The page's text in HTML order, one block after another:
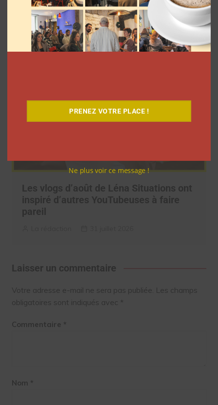
offre 500 euros chaque jour à un
abonné
La rédaction 3 août 2026
Les vlogs d’août de Léna Situations ont
inspiré d’autres YouTubeuses à faire
pareil
Laisser un commentaire
Votre adresse e-mail ne sera pas publiée. Les champs
obligatoires sont indiqués avec *
Commentaire *
Nom *
PRENEZ VOTRE PLACE !
Ne plus voir ce message !